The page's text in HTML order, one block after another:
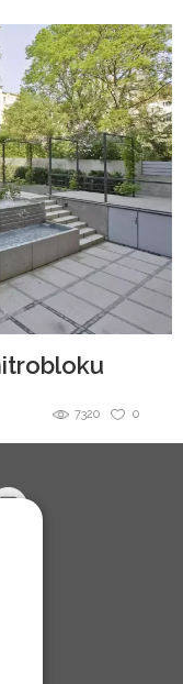
0
7320